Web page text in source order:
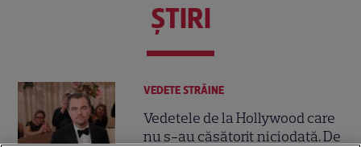
ŞTIRI
VEDETE STRĂINE
Vedetele de la Hollywood care
nu s-au căsătorit niciodată. De